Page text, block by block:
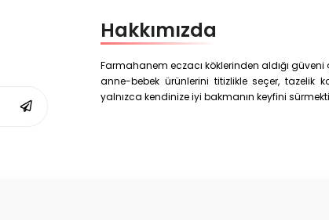
Hakkımızda
Farmahanem eczacı köklerinden aldığı güveni
anne-bebek ürünlerini titizlikle seçer, tazelik
yalnızca kendinize iyi bakmanın keyfini